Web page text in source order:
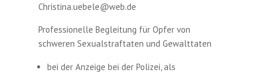
Christina.uebele@web.de
Professionelle Begleitung für Opfer von
schweren Sexualstraftaten und Gewalttaten
bei der Anzeige bei der Polizei, als